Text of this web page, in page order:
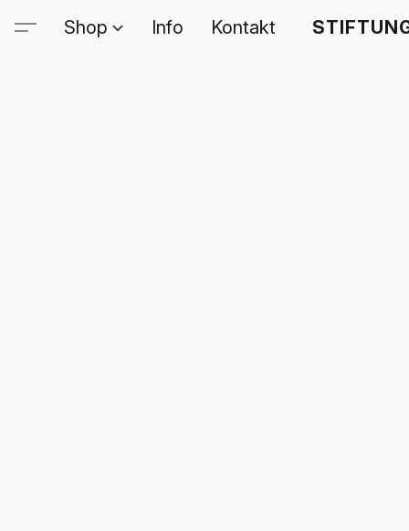
Shop Info Kontakt